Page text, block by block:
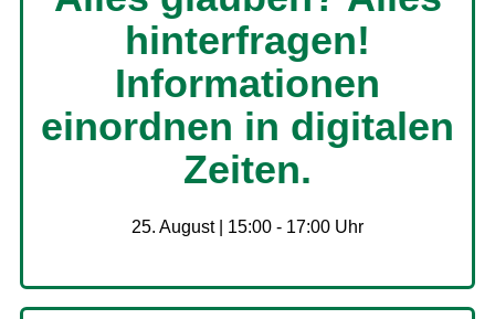
hinterfragen!
Informationen
einordnen in digitalen
Zeiten.
25. August | 15:00 - 17:00